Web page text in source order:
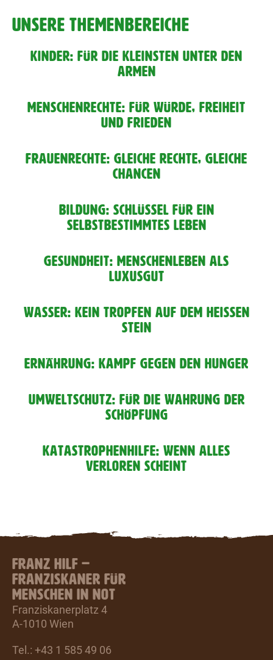
UNSERE THEMENBEREICHE
KINDER: FÜR DIE KLEINSTEN UNTER DEN
ARMEN
MENSCHENRECHTE: FÜR WÜRDE, FREIHEIT
UND FRIEDEN
FRAUENRECHTE: GLEICHE RECHTE, GLEICHE
CHANCEN
BILDUNG: SCHLÜSSEL FÜR EIN
SELBSTBESTIMMTES LEBEN
GESUNDHEIT: MENSCHENLEBEN ALS
LUXUSGUT
WASSER: KEIN TROPFEN AUF DEM HEISSEN S
TEIN
ERNÄHRUNG: KAMPF GEGEN DEN HUNGER
UMWELTSCHUTZ: FÜR DIE WAHRUNG DER
SCHÖPFUNG
KATASTROPHENHILFE: WENN ALLES
VERLOREN SCHEINT
FRANZ HILF –
FRANZISKANER FÜR
MENSCHEN IN NOT
Franziskanerplatz 4
A-1010 Wien
Tel.: +43 1 585 49 06